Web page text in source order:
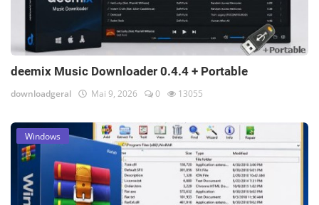
deemix Music Downloader 0.4.4 + Portable
downloadgeral Mai 9, 2026 0 13055
Windows